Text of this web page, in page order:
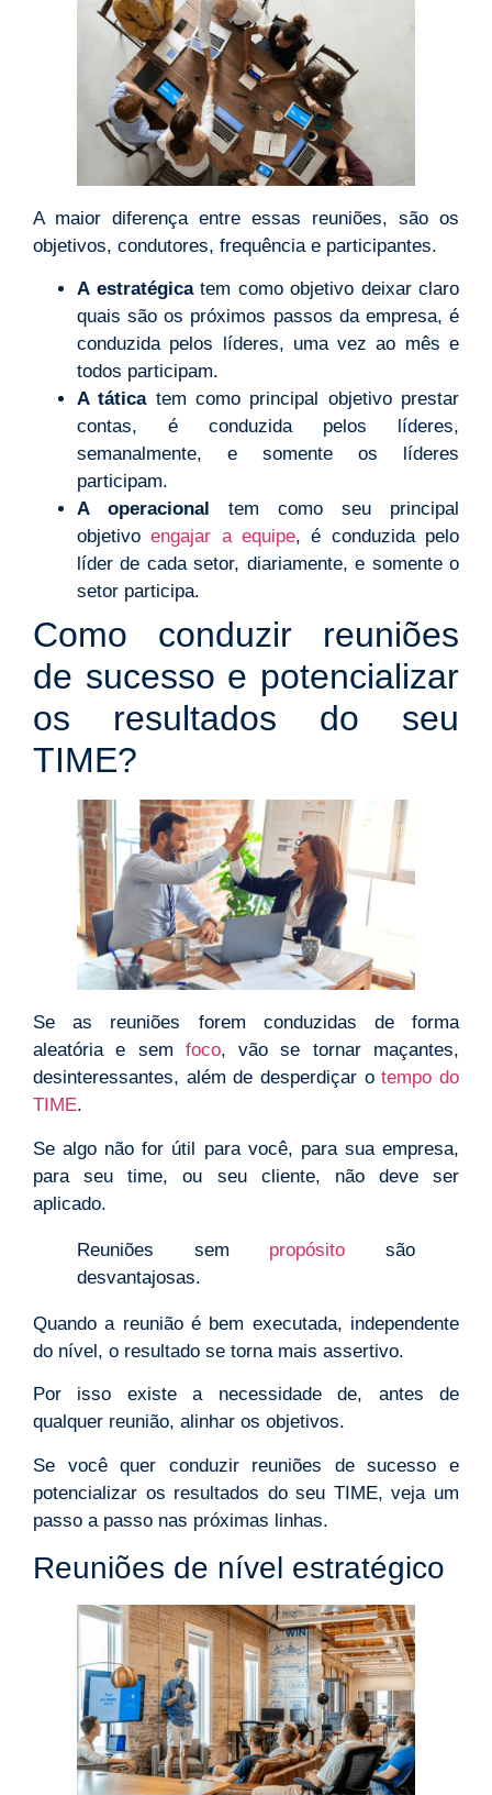
A maior diferença entre essas reuniões, são os
objetivos, condutores, frequência e participantes.
A estratégicatem como objetivo deixar claro
quais são os próximos passos da empresa, é
conduzida pelos líderes, uma vez ao mês e
todos participam.
A táticatem como principal objetivo prestar
contas, é conduzida pelos líderes,
semanalmente, e somente os líderes
participam.
A operacional tem como seu principal
objetivoengajar a equipe, é conduzida pelo
líder de cada setor, diariamente, e somente o
setor participa.
Como conduzir reuniões
de sucesso e potencializar
os resultados do seu
TIME?
Se as reuniões forem conduzidas de forma
aleatória e sem foco, vão se tornar maçantes,
desinteressantes, além de desperdiçar otempo do
TIME.
Se algo não for útil para você, para sua empresa,
para seu time, ou seu cliente, não deve ser
aplicado.
Reuniões sem propósito são
desvantajosas.
Quando a reunião é bem executada, independente
do nível, o resultado se torna mais assertivo.
Por isso existe a necessidade de, antes de
qualquer reunião, alinhar os objetivos.
Se você quer conduzir reuniões de sucesso e
potencializar os resultados do seu TIME, veja um
passo a passo nas próximas linhas.
Reuniões de nível estratégico